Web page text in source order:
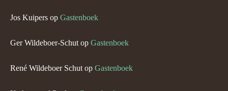
Jos Kuipers op Gastenboek
Ger Wildeboer-Schut op Gastenboek
René Wildeboer Schut op Gastenboek